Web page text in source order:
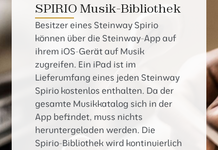
SPIRIO Musik-Bibliothek
Besitzer eines Steinway Spirio
können über die Steinway-App auf
ihrem iOS-Gerät auf Musik
zugreifen. Ein iPad ist im
Lieferumfang eines jeden Steinway
Spirio kostenlos enthalten. Da der
gesamte Musikkatalog sich in der
App befindet, muss nichts
heruntergeladen werden. Die
Spirio-Bibliothek wird kontinuierlich